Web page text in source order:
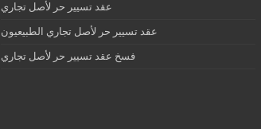
عقد تسيير حر لأصل تجاري
عقد تسيير حر لأصل تجاري الطبيعيون
فسخ عقد تسيير حر لأصل تجاري